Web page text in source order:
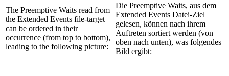
The Preemptive Waits read from
the Extended Events file-target
can be ordered in their
occurrence (from top to bottom),
leading to the following picture:
Die Preemptive Waits, aus dem
Extended Events Datei-Ziel
gelesen, können nach ihrem
Auftreten sortiert werden (von
oben nach unten), was folgendes
Bild ergibt: